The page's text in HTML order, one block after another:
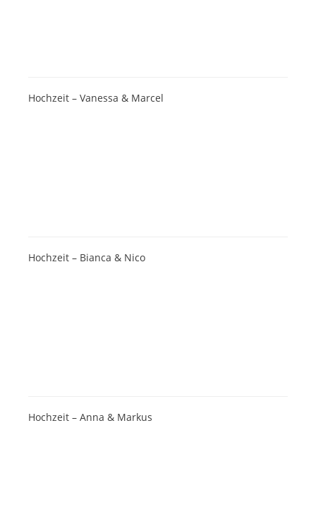
Hochzeit – Vanessa & Marcel
Hochzeit – Bianca & Nico
Hochzeit – Anna & Markus